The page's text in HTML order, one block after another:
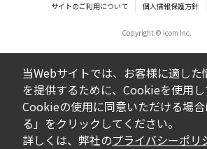
サイトのご利用について 個人情報保護方針
Copyright © Icom Inc.
当Webサイトでは、お客様に適した
を提供するために、Cookieを使用し
Cookieの使用に同意いただける場
る」をクリックしてください。
詳しくは、弊社のプライバシーポリ